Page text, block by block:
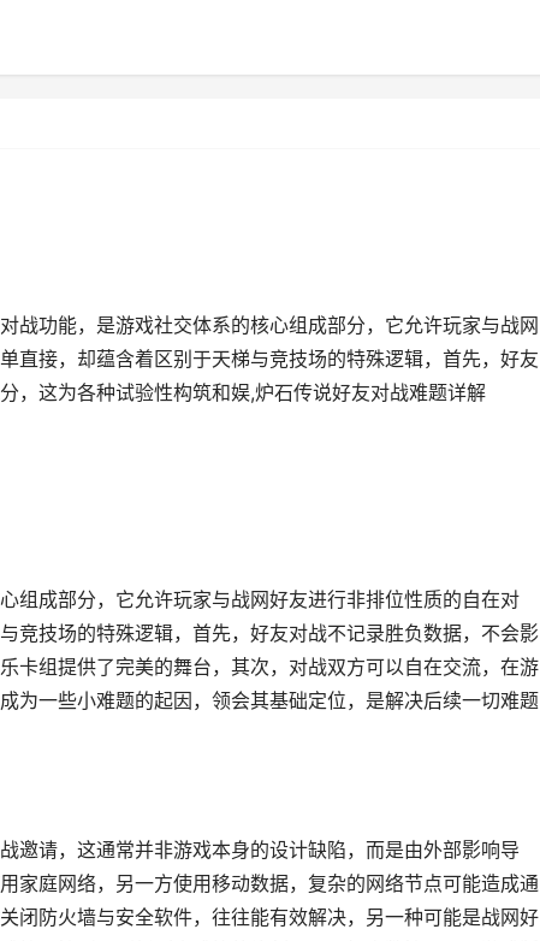
战功能，是游戏社交体系的核心组成部分，它允许玩家与战网
直接，却蕴含着区别于天梯与竞技场的特殊逻辑，首先，好友
，这为各种试验性构筑和娱,炉石传说好友对战难题详解
组成部分，它允许玩家与战网好友进行非排位性质的自在对
竞技场的特殊逻辑，首先，好友对战不记录胜负数据，不会影
卡组提供了完美的舞台，其次，对战双方可以自在交流，在游
为一些小难题的起因，领会其基础定位，是解决后续一切难题
邀请，这通常并非游戏本身的设计缺陷，而是由外部影响导
家庭网络，另一方使用移动数据，复杂的网络节点可能造成通
闭防火墙与安全软件，往往能有效解决，另一种可能是战网好